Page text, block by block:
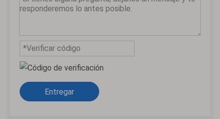
Entregar